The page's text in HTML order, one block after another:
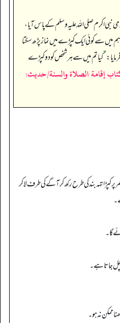
نبی اکرم صلی اللہ علیہ وسلم کے پاس آیا،
سے کوئی ایک کپڑے میں نماز پڑھ سکتا
”کیا تم میں سے ہر شخص کو دو کپڑے
إقامة الصلاة والسنة/حدیث:
پر کپڑا تہہ بند کی طرح رکھ کر آگے کی طرف لاکر
گا۔
جاتا ہے۔
ممکن نہ ہو۔